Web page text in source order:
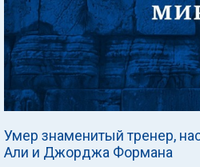
Умер знаменитый тренер,
Али и Джорджа Формана